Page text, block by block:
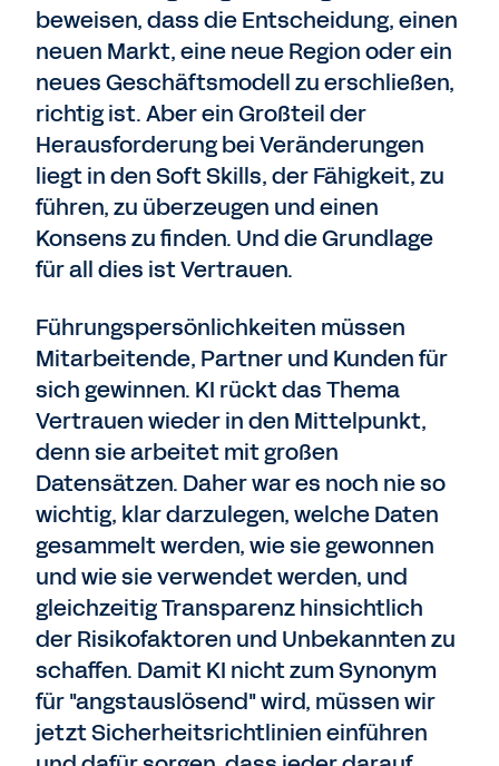
beweisen, dass die Entscheidung, einen
neuen Markt, eine neue Region oder ein
neues Geschäftsmodell zu erschließen,
richtig ist. Aber ein Großteil der
Herausforderung bei Veränderungen
liegt in den Soft Skills, der Fähigkeit, zu
führen, zu überzeugen und einen
Konsens zu finden. Und die Grundlage
für all dies ist Vertrauen.
Führungspersönlichkeiten müssen
Mitarbeitende, Partner und Kunden für
sich gewinnen. KI rückt das Thema
Vertrauen wieder in den Mittelpunkt,
denn sie arbeitet mit großen
Datensätzen. Daher war es noch nie so
wichtig, klar darzulegen, welche Daten
gesammelt werden, wie sie gewonnen
und wie sie verwendet werden, und
gleichzeitig Transparenz hinsichtlich
der Risikofaktoren und Unbekannten zu
schaffen. Damit KI nicht zum Synonym
für "angstauslösend" wird, müssen wir
jetzt Sicherheitsrichtlinien einführen